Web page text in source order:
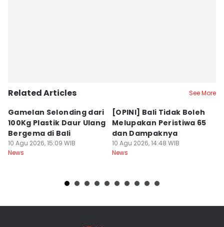
Related Articles See More
Gamelan Selonding dari
100Kg Plastik Daur Ulang
Bergema di Bali
10 Agu 2026, 15:09 WIB
News
[OPINI] Bali Tidak Boleh
Melupakan Peristiwa 65
dan Dampaknya
10 Agu 2026, 14:48 WIB
News